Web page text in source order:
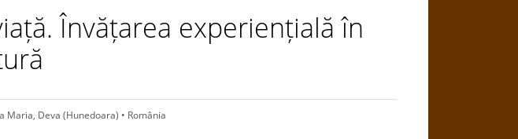
Învățarea experiențială în
Maria, Deva (Hunedoara) • România